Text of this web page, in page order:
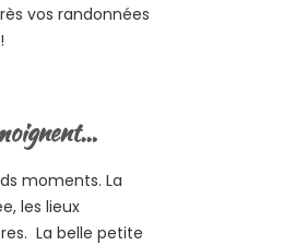
vos randonnées
moments. La
les lieux
La belle petite